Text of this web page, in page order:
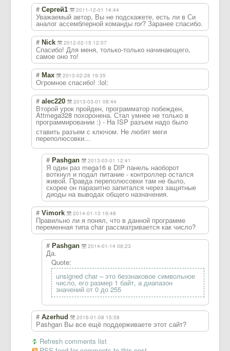
# Сергей1 2011-12-01 14:44
Уважаемый автор, Вы не подскажете, есть ли в Си
аналог ассемблерной команды ror? Заранее спасибо.
# Nick 2012-02-15 12:07
Спасибо! Для меня, только-только начинающего,
самое оно то!
# Max 2013-02-28 19:35
Огромное спасибо! :lol:
# alec220 2013-03-01 08:44
Второй урок пройден, программатор побежден,
Attmega328 похоронена. Стал умнее не только в
программировании :) - На ISP разъем надо было
ставить разъем с ключом. Не любят меги
переполюсовки...
# Pashgan 2013-03-01 12:41
Я один раз mega16 в DIP панель наоборот
воткнул и подал питание - контроллер остался
живой. Правда переполюсовки там не было,
скорее он паразитно запитался через защитные
диоды на выводах общего назначения.
# Vimork 2014-01-13 19:48
Правильно ли я понял, что в данной программе
переменная типа char рассматривается как число?
# Pashgan 2014-01-14 08:23
Да.
Quote:
unsigned char – это беззнаковое символьное
число, его размер 1 байт, а диапазон
значений от 0 до 255
# Azerhud 2016-01-08 15:58
Pashgan Вы все ещё поддерживаете этот сайт?
Refresh comments list